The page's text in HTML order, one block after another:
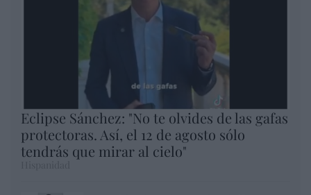
Eclipse Sánchez: "No te olvides de las gafas
protectoras. Así, el 12 de agosto sólo
tendrás que mirar al cielo"